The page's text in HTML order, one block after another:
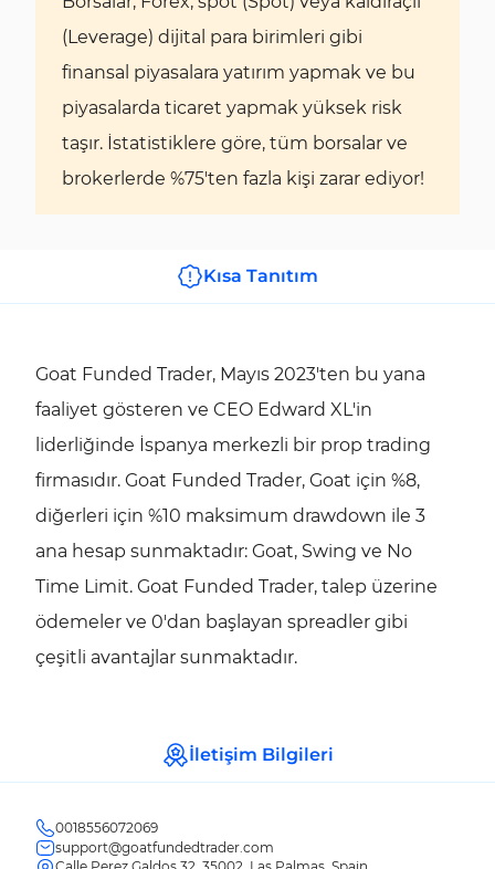
(Leverage) dijital para birimleri gibi
finansal piyasalara yatırım yapmak ve bu
piyasalarda ticaret yapmak yüksek risk
taşır. İstatistiklere göre, tüm borsalar ve
brokerlerde %75'ten fazla kişi zarar ediyor!
Kısa Tanıtım
Goat Funded Trader, Mayıs 2023'ten bu yana
faaliyet gösteren ve CEO Edward XL'in
liderliğinde İspanya merkezli bir prop trading
firmasıdır. Goat Funded Trader, Goat için %8,
diğerleri için %10 maksimum drawdown ile 3
ana hesap sunmaktadır: Goat, Swing ve No
Time Limit. Goat Funded Trader, talep üzerine
ödemeler ve 0'dan başlayan spreadler gibi
çeşitli avantajlar sunmaktadır.
İletişim Bilgileri
0018556072069
support@goatfundedtrader.com